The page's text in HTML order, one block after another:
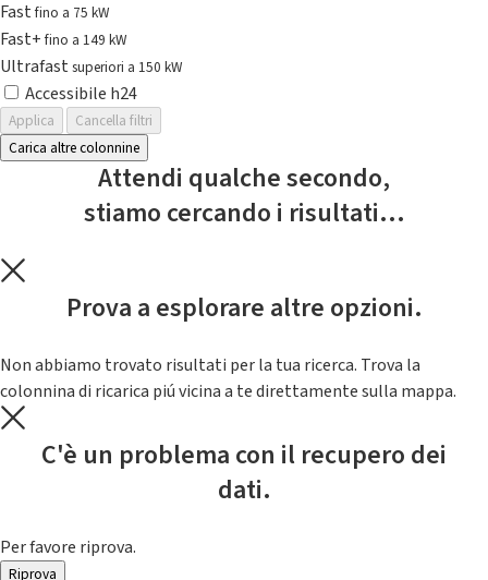
Fastfino a 75 kW
Fast+fino a 149 kW
Ultrafast superiori a 150 kW
Accessibile h24
Applica
Cancella filtri
Carica altre colonnine
Attendi qualche secondo,
stiamo cercando i risultati...
Prova a esplorare altre opzioni.
Non abbiamo trovato risultati per la tua ricerca. Trova la
colonnina di ricarica piú vicina a te direttamente sulla mappa.
C'è un problema con il recupero dei
dati.
Per favore riprova.
Riprova